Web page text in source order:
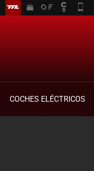
COCHES ELÉCTRICOS